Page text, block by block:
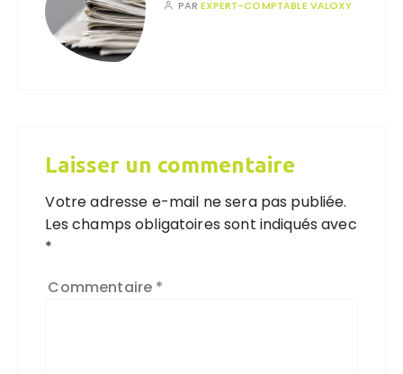
PAREXPERT-COMPTABLE VALOXY
Laisser un commentaire
Votre adresse e-mail ne sera pas publiée.
Les champs obligatoires sont indiqués avec
*
Commentaire *